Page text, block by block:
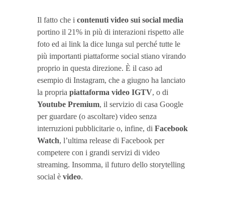
Il fatto che i contenuti video sui social media
portino il 21% in più di interazioni rispetto alle
foto ed ai link la dice lunga sul perché tutte le
più importanti piattaforme social stiano virando
proprio in questa direzione. È il caso ad
esempio di Instagram, che a giugno ha lanciato
la propria piattaforma video IGTV, o di
Youtube Premium, il servizio di casa Google
per guardare (o ascoltare) video senza
interruzioni pubblicitarie o, infine, di Facebook
Watch, l’ultima release di Facebook per
competere con i grandi servizi di video
streaming. Insomma, il futuro dello storytelling
social è video.